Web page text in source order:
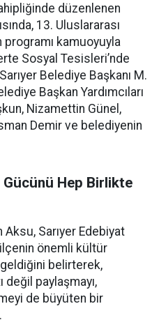
düzenlenen
13. Uluslararası
programı kamuoyuyla
Sosyal Tesisleri’nde
Belediye Başkanı M.
Başkan Yardımcıları
Nizamettin Günel,
Demir ve belediyenin
Hep Birlikte
Aksu, Sarıyer Edebiyat
ilçenin önemli kültür
belirterek,
değil paylaşmayı,
de büyüten bir